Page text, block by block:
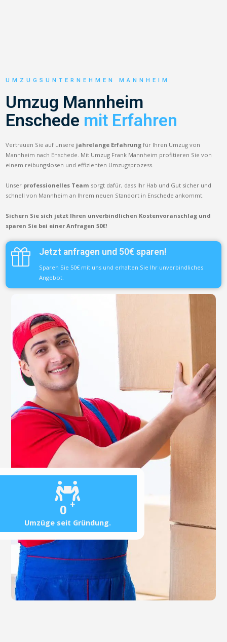
0 +
Umzüge seit Gründung.
UMZUGSUNTERNEHMEN MANNHEIM
Umzug Mannheim
Enschede mit Erfahren
Vertrauen Sie auf unsere jahrelange Erfahrung für Ihren Umzug von
Mannheim nach Enschede. Mit Umzug Frank Mannheim profitieren Sie von
einem reibungslosen und effizienten Umzugsprozess.
Unser professionelles Team sorgt dafür, dass Ihr Hab und Gut sicher und
schnell von Mannheim an Ihrem neuen Standort in Enschede ankommt.
Sichern Sie sich jetzt Ihren unverbindlichen Kostenvoranschlag und
sparen Sie bei einer Anfragen 50€!
Jetzt anfragen und 50€ sparen!
Sparen Sie 50€ mit uns und erhalten Sie Ihr unverbindliches
Angebot.